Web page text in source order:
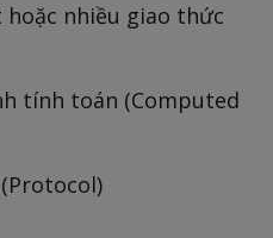
nhiều giao thức
tính toán (Computed